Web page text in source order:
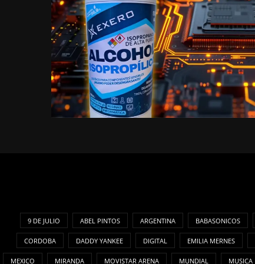
9 DE JULIO ABEL PINTOS ARGENTINA BABASONICOS
CORDOBA DADDY YANKEE DIGITAL EMILIA MERNES
MEXICO MIRANDA MOVISTAR ARENA MUNDIAL MUSICA